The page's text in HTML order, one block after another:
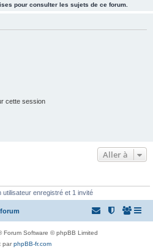
pour consulter les sujets de ce forum.
cette session
Aller à
enregistré et 1 invité
Forum Software © phpBB Limited
parphpBB-fr.com